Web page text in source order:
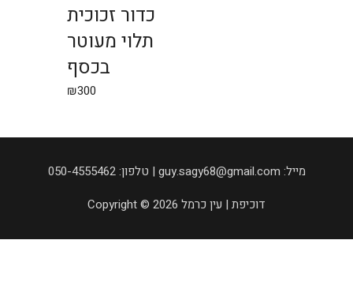
כדור זכוכית
תלוי מעוטר
בכסף
₪300
050-4555462 :טלפון | guy.sagy68@gmail.com :מייל
Copyright © 2026 דוכיפת | עין כרמל